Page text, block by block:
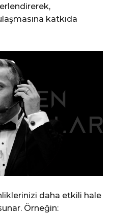
katkıda
daha etkili hale
Örneğin: